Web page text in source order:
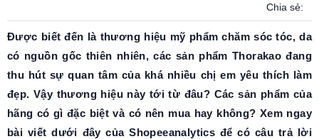
Chia sẻ:
Được biết đến là thương hiệu mỹ phẩm chăm sóc tóc, da
có nguồn gốc thiên nhiên, các sản phẩm Thorakao đang
thu hút sự quan tâm của khá nhiều chị em yêu thích làm
đẹp. Vậy thương hiệu này tới từ đâu? Các sản phẩm của
hãng có gì đặc biệt và có nên mua hay không? Xem ngay
bài viết dưới đây của Shopeeanalytics để có câu trả lời